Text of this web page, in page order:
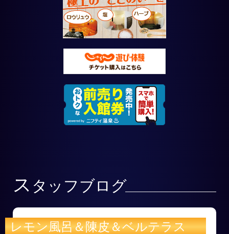
ス タッフブログ
レモン風呂＆陳皮＆ベルテラス